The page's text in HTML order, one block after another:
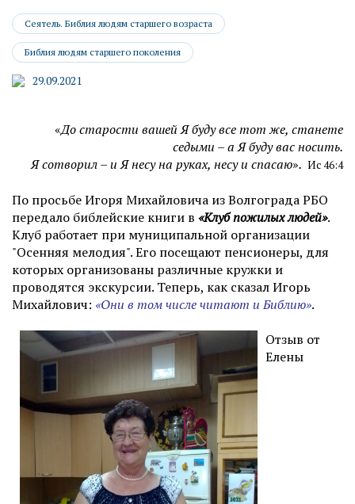
Сеятель. Библия людям старшего возраста
Библия людям старшего поколения
29.09.2021
«До старости вашей Я буду все тот же, станете
седыми – а Я буду вас носить.
Я сотворил – и Я несу на руках, несу и спасаю». Ис 46:4
По просьбе Игоря Михайловича из Волгограда РБО
передало библейские книги в «Клуб пожилых людей».
Клуб работает при муниципальной организации
"Осенняя мелодия". Его посещают пенсионеры, для
которых организованы различные кружки и
проводятся экскурсии. Теперь, как сказал Игорь
Михайлович: «Они в том числе читают и Библию».
Отзыв от
Елены